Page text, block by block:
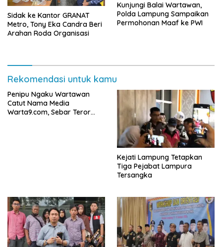
‎Sidak ke Kantor GRANAT
Metro, Tony Eka Candra Beri
Arahan Roda Organisasi
Kunjungi Balai Wartawan,
Polda Lampung Sampaikan
Permohonan Maaf ke PWI
Rekomendasi untuk kamu
Penipu Ngaku Wartawan
Catut Nama Media
Warta9.com, Sebar Teror
Kejati Lampung Tetapkan
Tiga Pejabat Lampura
Tersangka